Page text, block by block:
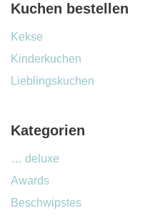
Kuchen bestellen
Kekse
Kinderkuchen
Lieblingskuchen
Kategorien
… deluxe
Awards
Beschwipstes